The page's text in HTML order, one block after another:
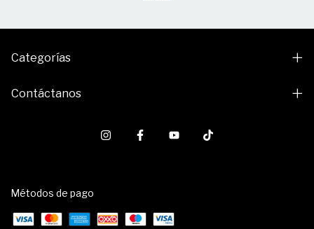
Categorías
Contáctanos
Métodos de pago